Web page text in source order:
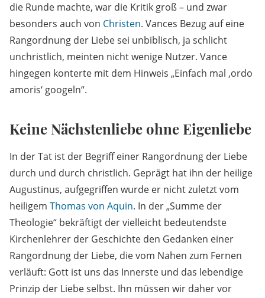
die Runde machte, war die Kritik groß – und zwar
besonders auch von Christen. Vances Bezug auf eine
Rangordnung der Liebe sei unbiblisch, ja schlicht
unchristlich, meinten nicht wenige Nutzer. Vance
hingegen konterte mit dem Hinweis „Einfach mal ‚ordo
amoris‘ googeln“.
Keine Nächstenliebe ohne Eigenliebe
In der Tat ist der Begriff einer Rangordnung der Liebe
durch und durch christlich. Geprägt hat ihn der heilige
Augustinus, aufgegriffen wurde er nicht zuletzt vom
heiligem Thomas von Aquin. In der „Summe der
Theologie“ bekräftigt der vielleicht bedeutendste
Kirchenlehrer der Geschichte den Gedanken einer
Rangordnung der Liebe, die vom Nahen zum Fernen
verläuft: Gott ist uns das Innerste und das lebendige
Prinzip der Liebe selbst. Ihn müssen wir daher vor